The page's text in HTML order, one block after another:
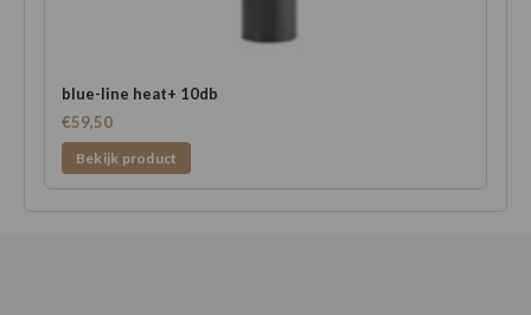
blue-line heat+ 10db
€59,50
Bekijk product